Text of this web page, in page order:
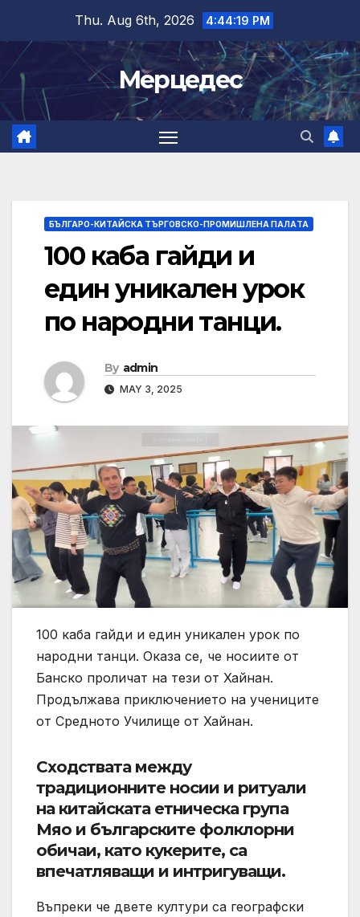
content
Thu. Aug 6th, 2026 4:44:19 PM
Мерцедес
БЪЛГАРО-КИТАЙСКА ТЪРГОВСКО-ПРОМИШЛЕНА ПАЛAТА
100 каба гайди и
един уникален урок
по народни танци.
By admin
MAY 3, 2025
100 каба гайди и един уникален урок по
народни танци. Оказа се, че носиите от
Банско проличат на тези от Хайнан.
Продължава приключението на учениците
от Средното Училище от Хайнан.
Сходствата между
традиционните носии и ритуали
на китайската етническа група
Мяо и българските фолклорни
обичаи, като кукерите, са
впечатляващи и интригуващи.
Въпреки че двете култури са географски